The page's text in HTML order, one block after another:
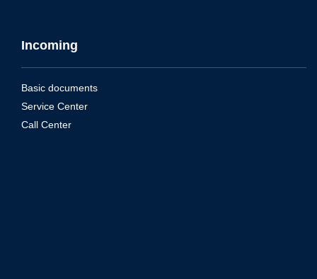
Incoming
Basic documents
Service Center
Call Center